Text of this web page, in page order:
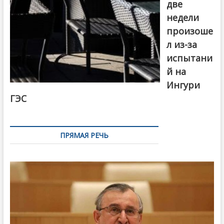
две
недели
произоше
л из-за
испытани
й на
Ингури
ГЭС
ПРЯМАЯ РЕЧЬ